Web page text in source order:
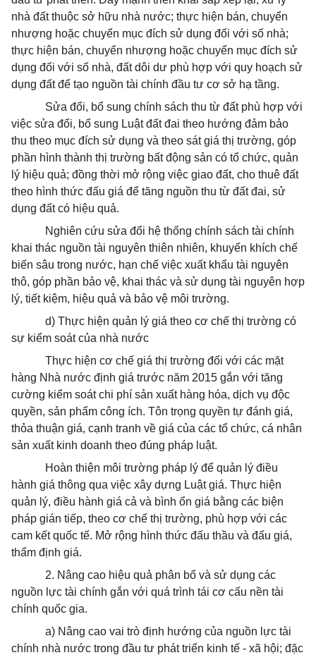
nhà đất thuộc sở hữu nhà nước; thực hiện bán, chuyển
nhượng hoặc chuyển mục đích sử dụng đối với số nhà;
thực hiện bán, chuyển nhượng hoặc chuyển mục đích sử
dụng đối với số nhà, đất dôi dư phù hợp với quy hoạch sử
dụng đất để tạo nguồn tài chính đầu tư cơ sở hạ tầng.
Sửa đổi, bổ sung chính sách thu từ đất phù hợp với
việc sửa đổi, bổ sung Luật đất đai theo hướng đảm bảo
thu theo mục đích sử dụng và theo sát giá thị trường, góp
phần hình thành thị trường bất động sản có tổ chức, quản
lý hiệu quả; đồng thời mở rộng việc giao đất, cho thuê đất
theo hình thức đấu giá để tăng nguồn thu từ đất đai, sử
dụng đất có hiệu quả.
Nghiên cứu sửa đổi hệ thống chính sách tài chính
khai thác nguồn tài nguyên thiên nhiên, khuyến khích chế
biến sâu trong nước, hạn chế việc xuất khẩu tài nguyên
thô, góp phần bảo vệ, khai thác và sử dụng tài nguyên hợp
lý, tiết kiệm, hiệu quả và bảo vệ môi trường.
d) Thực hiện quản lý giá theo cơ chế thị trường có
sự kiểm soát của nhà nước
Thực hiện cơ chế giá thị trường đối với các mặt
hàng Nhà nước định giá trước năm 2015 gắn với tăng
cường kiểm soát chi phí sản xuất hàng hóa, dịch vụ độc
quyền, sản phẩm công ích. Tôn trọng quyền tự đánh giá,
thỏa thuận giá, cạnh tranh về giá của các tổ chức, cá nhân
sản xuất kinh doanh theo đúng pháp luật.
Hoàn thiện môi trường pháp lý để quản lý điều
hành giá thông qua việc xây dựng Luật giá. Thực hiện
quản lý, điều hành giá cả và bình ổn giá bằng các biện
pháp gián tiếp, theo cơ chế thị trường, phù hợp với các
cam kết quốc tế. Mở rộng hình thức đấu thầu và đấu giá,
thẩm định giá.
2. Nâng cao hiệu quả phân bổ và sử dụng các
nguồn lực tài chính gắn với quá trình tái cơ cấu nền tài
chính quốc gia.
a) Nâng cao vai trò định hướng của nguồn lực tài
chính nhà nước trong đầu tư phát triển kinh tế - xã hội; đặc